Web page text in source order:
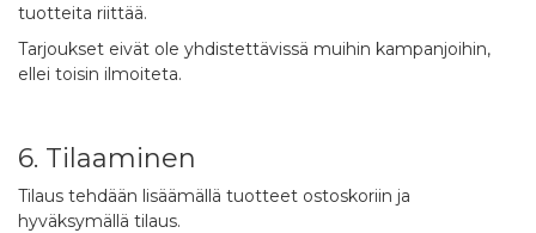
tuotteita riittää.
Tarjoukset eivät ole yhdistettävissä muihin kampanjoihin,
ellei toisin ilmoiteta.
6. Tilaaminen
Tilaus tehdään lisäämällä tuotteet ostoskoriin ja
hyväksymällä tilaus.